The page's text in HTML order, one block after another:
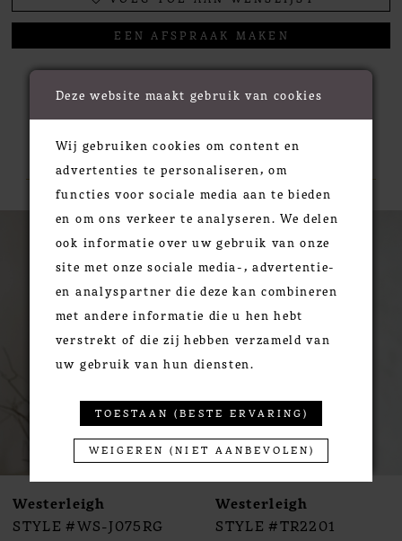
EEN AFSPRAAK MAKEN
RELATED PRODUCTS
Products
Carousel
PAUSE AUTOPLAY
PREVIOUS SLIDE
NEXT SLIDE
10
11
12
Westerleigh
STYLE #WS-J075RG
Westerleigh
STYLE #TR2201
Deze website maakt gebruik van cookies
Wij gebruiken cookies om content en
advertenties te personaliseren, om
functies voor sociale media aan te bieden
en om ons verkeer te analyseren. We delen
ook informatie over uw gebruik van onze
site met onze sociale media-, advertentie-
en analyspartner die deze kan combineren
met andere informatie die u hen hebt
verstrekt of die zij hebben verzameld van
uw gebruik van hun diensten.
TOESTAAN (BESTE ERVARING)
WEIGEREN (NIET AANBEVOLEN)